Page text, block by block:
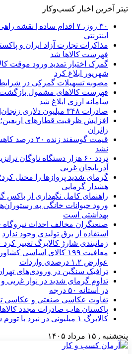
تیتر آخرین اخبار کسب‌وکار
۳۰ روز، ۷ اقدام ساده |
اینترنتی
مذاکرات تجارت آزاد ایران و
فهرست کالاها شد
گمرک اختیار تمدید ورود موقت
شهریور ابلاغ کرد
مصوبه تسهیلات گمرکی در
فهرست کالاهای مشمول بازگشت
سامانه ارزی ابلاغ شد
صادرات ۳۴۸ میلیون دلاری زنجان| ‌کاهش ۱۷ درصدی واردات
افزایش ظرفیت قطارهای
زائران
قیمت گوسفند
نشد
تردد ۶۰ هزار دستگاه ناوگان
آذربایجان ‌غربی
گرمای شدید پروازها را مختل
هشدار گرمایی
راهنمای کامل نگهداری از
ورود حیوانات خانگی به
بهداشتی است
صنعتگران مخالف احداث
استفاده از برق تولیدی وجود ندارد
زمانبندی شارژ کالابرگ تغییر
معافیت ۱۹۹ کالای
عوارض ۱.۲ درصدی واردات
ترافیک سنگین در ورودی‌های
تداوم گرمای شدید در نوار
در آستانه ۵۰ درجه
تفاوت عکاسی صنعتی و عکاسی
پاکستان هاب صادرات مجدد
کالابرگ ۱ میلیونی در نبرد با تورم سه‌رقمی
پنجشنبه , ۱۵ مرداد ۱۴۰۵